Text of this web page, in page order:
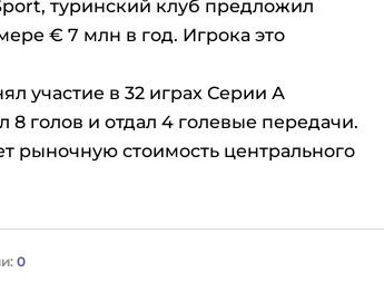
туринский клуб предложил
€ 7 млн в год. Игрока это
участие в 32 играх Серии А
8 голов и отдал 4 голевые передачи.
рыночную стоимость центрального
0